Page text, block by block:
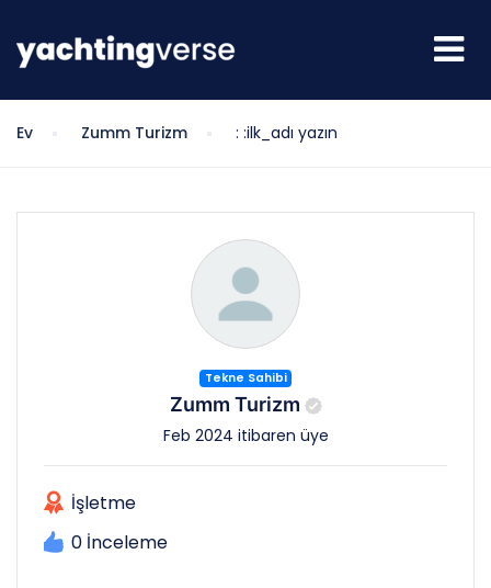
Ev Zumm Turizm : :ilk_adı yazın
Tekne Sahibi
Zumm Turizm
Feb 2024 itibaren üye
İşletme
0 İnceleme